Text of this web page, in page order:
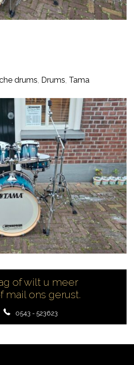
drums, Drums, Tama
of wilt u meer
mail ons gerust.
0543 - 523623